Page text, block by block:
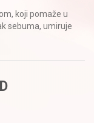
koji pomaže u
sebuma, umiruje